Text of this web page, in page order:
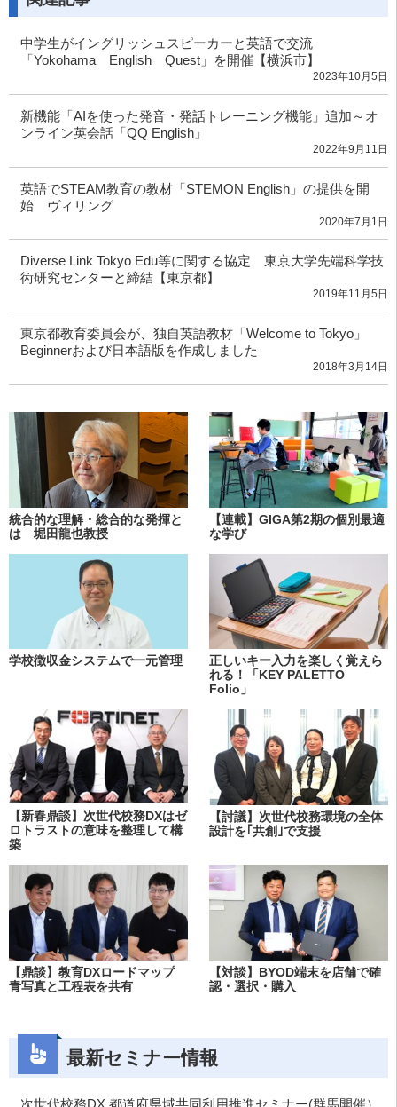
中学生がイングリッシュスピーカーと英語で交流
「Yokohama English Quest」を開催【横浜市】
2023年10月5日
新機能「AIを使った発音・発話トレーニング機能」追加～オ
ンライン英会話「QQ English」
2022年9月11日
英語でSTEAM教育の教材「STEMON English」の提供を開
始 ヴィリング
2020年7月1日
Diverse Link Tokyo Edu等に関する協定 東京大学先端科学技
術研究センターと締結【東京都】
2019年11月5日
東京都教育委員会が、独自英語教材「Welcome to Tokyo」
Beginnerおよび日本語版を作成しました
2018年3月14日
統合的な理解・総合的な発揮と
は 堀田龍也教授
【連載】GIGA第2期の個別最適
な学び
学校徴収金システムで一元管理
正しいキー入力を楽しく覚えら
れる！「KEY PALETTO
Folio」
【新春鼎談】次世代校務DXはゼ
ロトラストの意味を整理して構
築
【討議】次世代校務環境の全体
設計を｢共創｣で支援
【鼎談】教育DXロードマップ
青写真と工程表を共有
【対談】BYOD端末を店舗で確
認・選択・購入
最新セミナー情報